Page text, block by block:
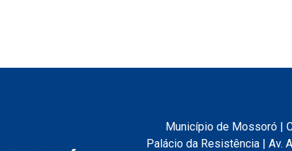
Município de Mossoró |
Palácio da Resistência | Av.